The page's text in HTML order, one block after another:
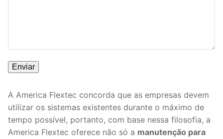
A America Flextec concorda que as empresas devem
utilizar os sistemas existentes durante o máximo de
tempo possível, portanto, com base nessa filosofia, a
America Flextec oferece não só a manutenção para